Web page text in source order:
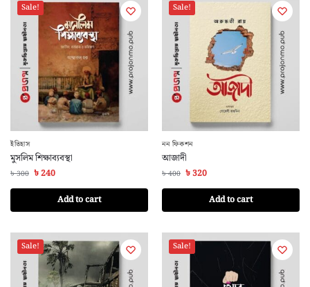
Sale!
ইতিহাস
মুসলিম শিক্ষাব্যবস্থা
৳300 ৳240
Add to cart
Sale!
নন ফিকশন
আজাদী
৳400 ৳320
Add to cart
Sale! Sale!